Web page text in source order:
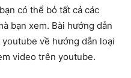
có thể bỏ tất cả các
bạn xem. Bài hướng dẫn
về hướng dẫn loại
video trên youtube.